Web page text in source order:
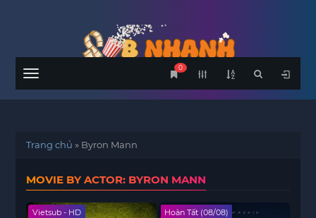
Menu
0
Trang chủ » Byron Mann
MOVIE BY ACTOR: BYRON MANN
Vietsub - HD Hoàn Tất (08/08)